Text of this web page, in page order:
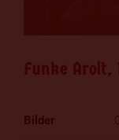
Funke Arolt,